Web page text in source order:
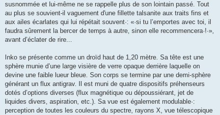
susnommée et lui-même ne se rappelle plus de son lointain passé. Tout
au plus se souvient-il vaguement d'une fillette talsanite aux traits fins et
aux ailes écarlates qui lui répétait souvent·: «·si tu l’emportes avec toi, il
faudra sûrement la bercer de temps à autre, sinon elle recommencera·!·»,
avant d’éclater de rire...
Inko se présente comme un droïd haut de 1,20 mètre. Sa tête est une
sphère munie d’une large visière de verre opaque derrière laquelle on
devine une faible lueur bleue. Son corps se termine par une demi-sphère
générant un flux antigrav. Il est muni de quatre dispositifs préhenseurs
dotés d’options diverses (flux magnétique ou dépoussiérant, jet de
liquides divers, aspiration, etc.). Sa vue est également modulable·:
perception de toutes les couleurs du spectre, rayons X, vue télescopique